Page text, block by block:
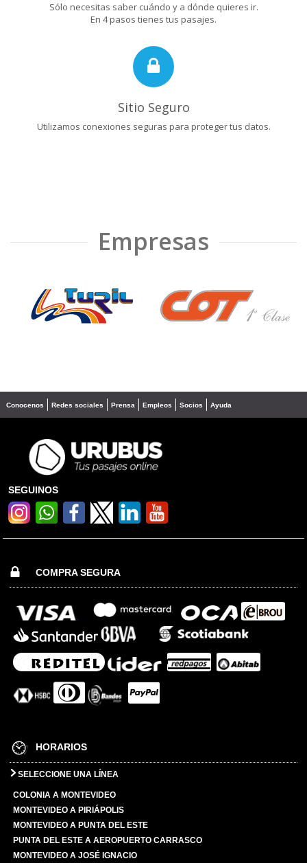
Sólo necesitas saber cuándo y a dónde quieres ir.
En 4 pasos tienes tus pasajes.
Sitio Seguro
Utilizamos conexiones seguras para proteger tus datos.
Empresas
❮ ❯
Conocenos Redes sociales Prensa Empleos Socios Ayuda
SEGUINOS
COMPRA SEGURA
HORARIOS
SELECCIONE UNA LÍNEA
COLONIA A MONTEVIDEO
MONTEVIDEO A PIRIÁPOLIS
MONTEVIDEO A PUNTA DEL ESTE
PUNTA DEL ESTE A AEROPUERTO CARRASCO
MONTEVIDEO A JOSÉ IGNACIO